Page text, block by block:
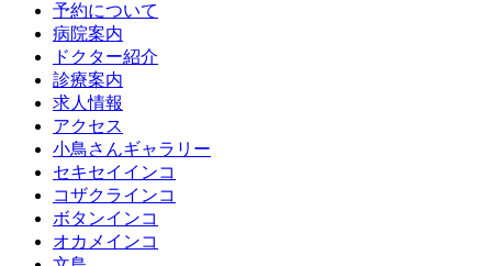
予約について
病院案内
ドクター紹介
診療案内
求人情報
アクセス
小鳥さんギャラリー
セキセイインコ
コザクラインコ
ボタンインコ
オカメインコ